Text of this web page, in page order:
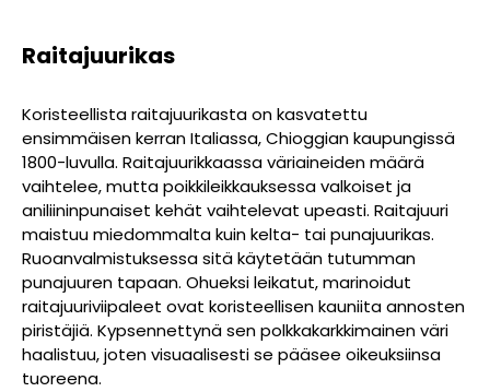
Raitajuurikas
Koristeellista raitajuurikasta on kasvatettu
ensimmäisen kerran Italiassa, Chioggian kaupungissä
1800-luvulla. Raitajuurikkaassa väriaineiden määrä
vaihtelee, mutta poikkileikkauksessa valkoiset ja
aniliininpunaiset kehät vaihtelevat upeasti. Raitajuuri
maistuu miedommalta kuin kelta- tai punajuurikas.
Ruoanvalmistuksessa sitä käytetään tutumman
punajuuren tapaan. Ohueksi leikatut, marinoidut
raitajuuriviipaleet ovat koristeellisen kauniita annosten
piristäjiä. Kypsennettynä sen polkkakarkkimainen väri
haalistuu, joten visuaalisesti se pääsee oikeuksiinsa
tuoreena.